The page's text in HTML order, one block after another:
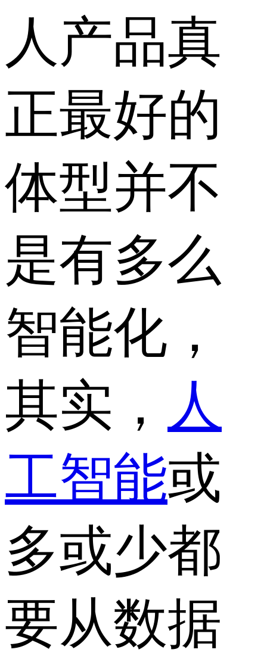
人产品真
正最好的
体型并不
是有多么
智能化，
其实， 人
工智能或
多或少都
要从数据